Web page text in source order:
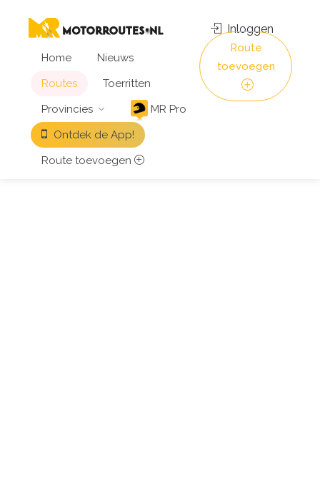
Home
Nieuws
Routes
Toerritten
Provincies
MR Pro
Ontdek de App!
Route toevoegen
Inloggen
Route
toevoegen